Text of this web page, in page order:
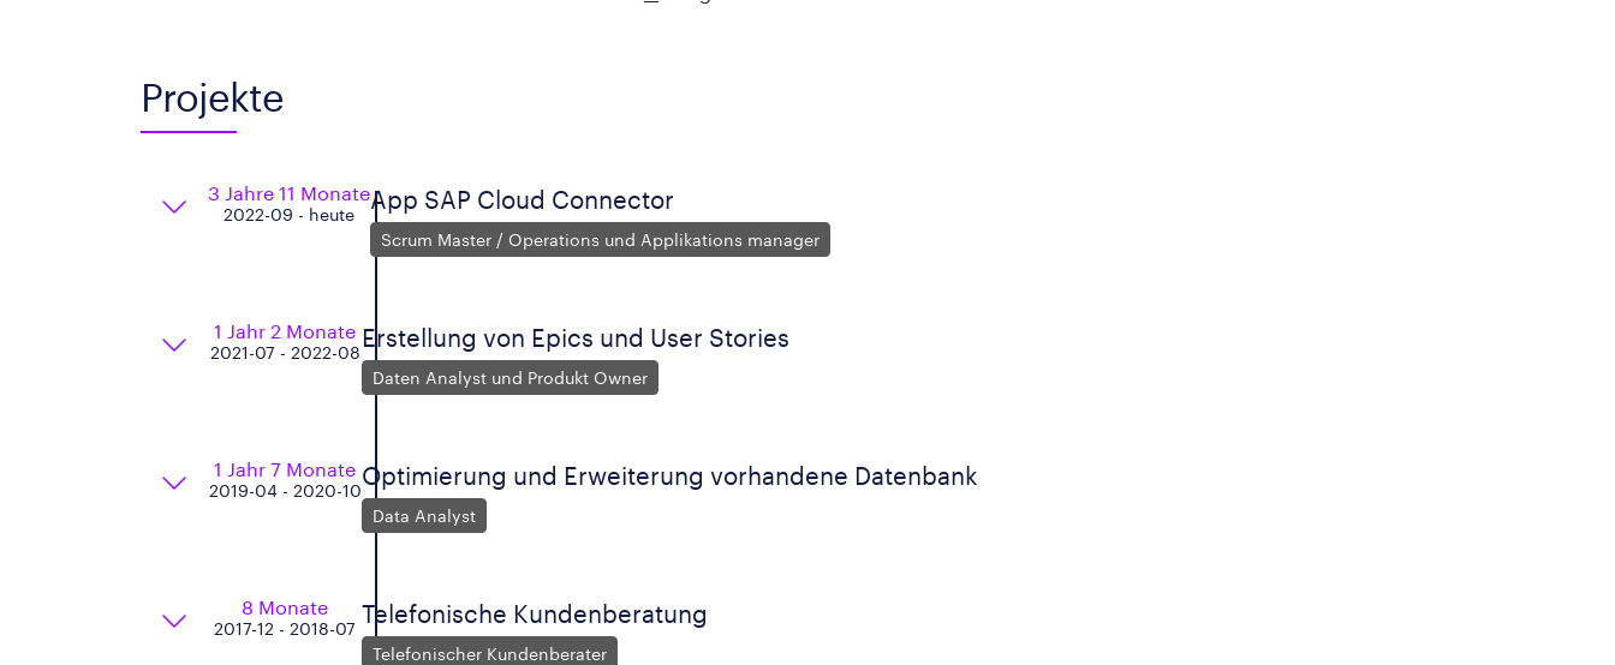
Projekte
3 Jahre 11 Monate
2022-09 - heute
App SAP Cloud Connector
Scrum Master / Operations und Applikations manager
1 Jahr 2 Monate
2021-07 - 2022-08
Erstellung von Epics und User Stories
Daten Analyst und Produkt Owner
1 Jahr 7 Monate
2019-04 - 2020-10
Optimierung und Erweiterung vorhandene Datenbank
Data Analyst
8 Monate
2017-12 - 2018-07
Telefonische Kundenberatung
Telefonischer Kundenberater